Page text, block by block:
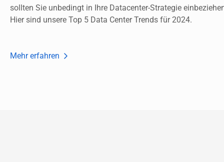
sollten Sie unbedingt in Ihre Datacenter-Strategie
Hier sind unsere Top 5 Data Center Trends für 2024.
Mehr erfahren